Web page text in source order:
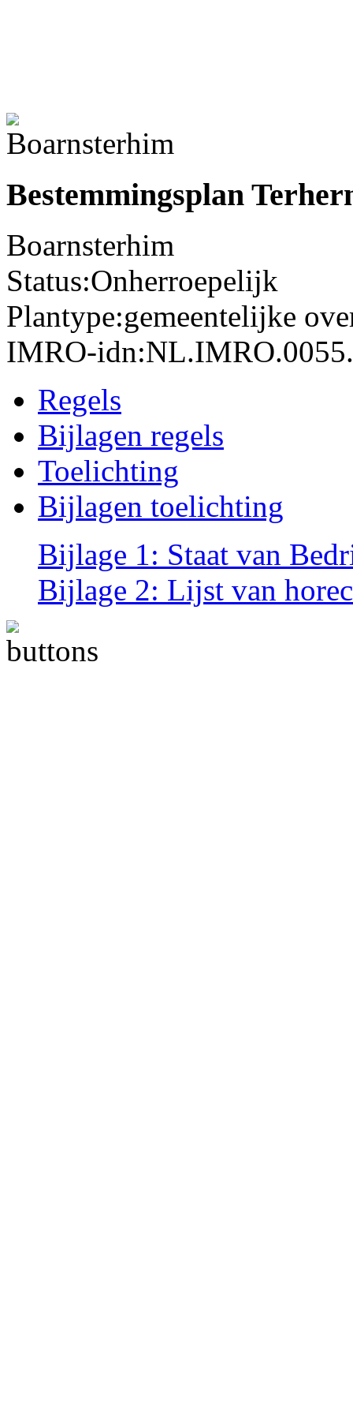
Bestemmingsplan
Boarnsterhim
Status:Onherroepelijk
Plantype:gemeentelijke
IMRO-idn:
Regels
Bijlagen regels
Toelichting
Bijlagen toelichting
Bijlage 1: Staat van
Bijlage 2: Lijst van